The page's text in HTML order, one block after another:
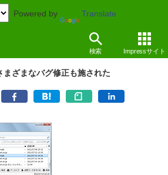
Powered by Translate
検索 Impressサイト
件などを修正した「Thunderbird 14」の正
ざまなバグ修正も施された